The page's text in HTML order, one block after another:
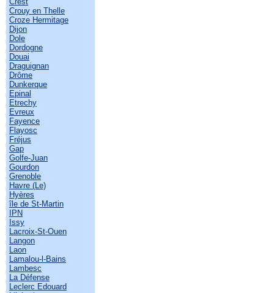
Crouy en Thelle
Croze Hermitage
Dijon
Dole
Dordogne
Douai
Draguignan
Drôme
Dunkerque
Epinal
Etrechy
Evreux
Fayence
Flayosc
Fréjus
Gap
Golfe-Juan
Gourdon
Grenoble
Havre (Le)
Hyères
île de St-Martin
IPN
Issy
Lacroix-St-Ouen
Langon
Laon
Lamalou-l-Bains
Lambesc
La Défense
Leclerc Edouard